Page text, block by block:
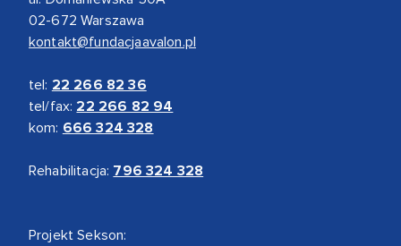
02-672 Warszawa
kontakt@fundacjaavalon.pl
tel: 22 266 82 36
tel/fax: 22 266 82 94
kom: 666 324 328
Rehabilitacja: 796 324 328
Projekt Sekson: